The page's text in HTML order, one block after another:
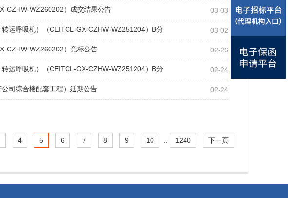
CZHW-WZ260202）成交结果公告 03-03
运呼吸机）（CEITCL-GX-CZHW-WZ251204）B分 03-02
CZHW-WZ260202）竞标公告 02-26
运呼吸机）（CEITCL-GX-CZHW-WZ251204）B分 02-24
司综合楼配套工程）延期公告 02-24
4 5 6 7 8 9 10 1240 下一页